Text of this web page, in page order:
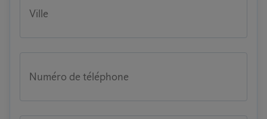
Ville
Numéro de téléphone